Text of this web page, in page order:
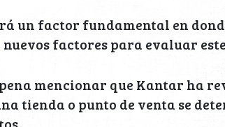
un factor fundamental en
factores para evaluar
mencionar que Kantar ha
tienda o punto de venta se